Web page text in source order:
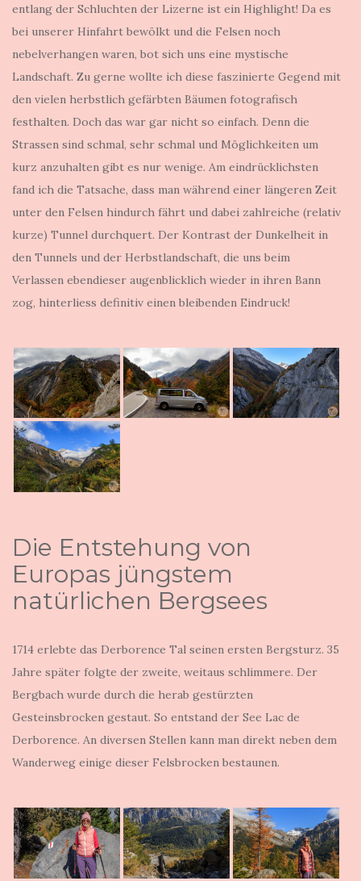
entlang der Schluchten der Lizerne ist ein Highlight! Da es
bei unserer Hinfahrt bewölkt und die Felsen noch
nebelverhangen waren, bot sich uns eine mystische
Landschaft. Zu gerne wollte ich diese faszinierte Gegend mit
den vielen herbstlich gefärbten Bäumen fotografisch
festhalten. Doch das war gar nicht so einfach. Denn die
Strassen sind schmal, sehr schmal und Möglichkeiten um
kurz anzuhalten gibt es nur wenige. Am eindrücklichsten
fand ich die Tatsache, dass man während einer längeren Zeit
unter den Felsen hindurch fährt und dabei zahlreiche (relativ
kurze) Tunnel durchquert. Der Kontrast der Dunkelheit in
den Tunnels und der Herbstlandschaft, die uns beim
Verlassen ebendieser augenblicklich wieder in ihren Bann
zog, hinterliess definitiv einen bleibenden Eindruck!
Die Entstehung von
Europas jüngstem
natürlichen Bergsees
1714 erlebte das Derborence Tal seinen ersten Bergsturz. 35
Jahre später folgte der zweite, weitaus schlimmere. Der
Bergbach wurde durch die herab gestürzten
Gesteinsbrocken gestaut. So entstand der See Lac de
Derborence. An diversen Stellen kann man direkt neben dem
Wanderweg einige dieser Felsbrocken bestaunen.